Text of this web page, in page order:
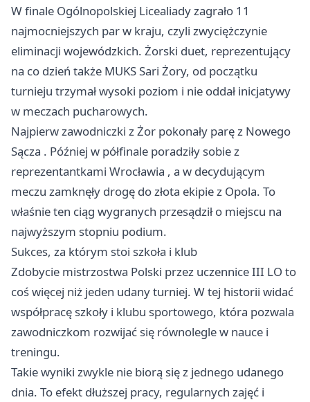
W finale Ogólnopolskiej Licealiady zagrało 11
najmocniejszych par w kraju, czyli zwyciężczynie
eliminacji wojewódzkich. Żorski duet, reprezentujący
na co dzień także MUKS Sari Żory, od początku
turnieju trzymał wysoki poziom i nie oddał inicjatywy
w meczach pucharowych.
Najpierw zawodniczki z Żor pokonały parę z Nowego
Sącza . Później w półfinale poradziły sobie z
reprezentantkami Wrocławia , a w decydującym
meczu zamknęły drogę do złota ekipie z Opola. To
właśnie ten ciąg wygranych przesądził o miejscu na
najwyższym stopniu podium.
Sukces, za którym stoi szkoła i klub
Zdobycie mistrzostwa Polski przez uczennice III LO to
coś więcej niż jeden udany turniej. W tej historii widać
współpracę szkoły i klubu sportowego, która pozwala
zawodniczkom rozwijać się równolegle w nauce i
treningu.
Takie wyniki zwykle nie biorą się z jednego udanego
dnia. To efekt dłuższej pracy, regularnych zajęć i